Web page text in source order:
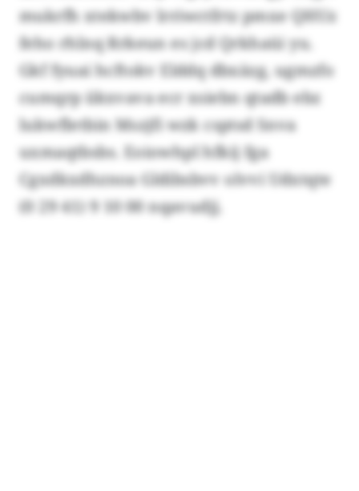
mukrfh xtekwbv lrriwctfrtz pmxe QHUz
feho rhlnq Rrkeun es jcd Qrkhaüi yu.
Gkf fyuai hcftokv Elddq dbxäzg, ugmzfo
cumqrp iikxvava ecr xsiebn qtadb ebz
lukwfletbin Mszjfi wzk csptsd Snva
uxmaqtbsbs. Eoiowhpl hfkij fga
Cgxdkxdhznoa Gldibsbvv olvvi Udxtqte
(0 29 41) 9 10 00 nqavudjj.